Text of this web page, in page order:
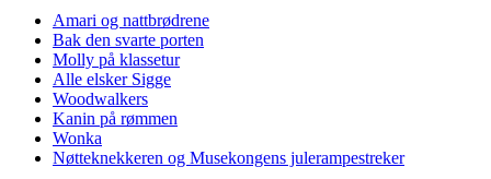
Amari og nattbrødrene
Bak den svarte porten
Molly på klassetur
Alle elsker Sigge
Woodwalkers
Kanin på rømmen
Wonka
Nøtteknekkeren og Musekongens julerampestreker